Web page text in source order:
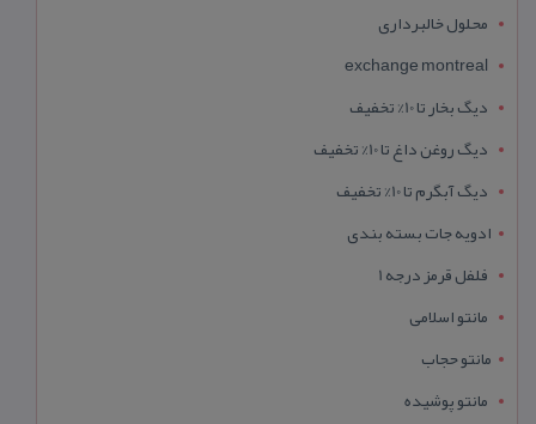
محلول خالبرداری
exchange montreal
دیگ بخار تا 10% تخفیف
دیگ روغن داغ تا 10% تخفیف
دیگ آبگرم تا 10% تخفیف
ادویه جات بسته بندی
فلفل قرمز درجه 1
مانتو اسلامی
مانتو حجاب
مانتو پوشیده